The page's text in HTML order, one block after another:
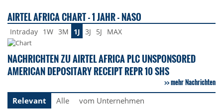
AIRTEL AFRICA CHART - 1 JAHR - NASO
Intraday 1W 3M 1J 3J 5J MAX
NACHRICHTEN ZU AIRTEL AFRICA PLC UNSPONSORED
AMERICAN DEPOSITARY RECEIPT REPR 10 SHS
mehr Nachrichten
Relevant
Alle vom Unternehmen